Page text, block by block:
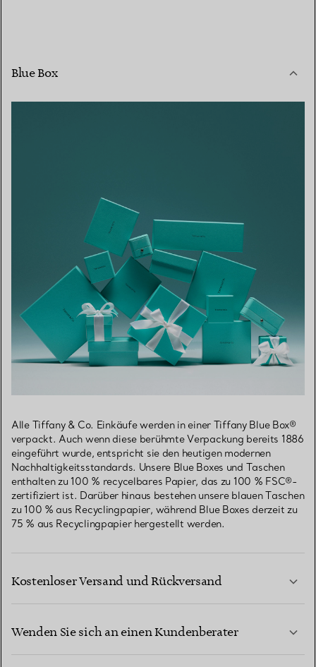
Blue Box
Alle Tiffany & Co. Einkäufe werden in einer Tiffany Blue Box®
verpackt. Auch wenn diese berühmte Verpackung bereits 1886
eingeführt wurde, entspricht sie den heutigen modernen
Nachhaltigkeitsstandards. Unsere Blue Boxes und Taschen
enthalten zu 100 % recycelbares Papier, das zu 100 % FSC®-
zertifiziert ist. Darüber hinaus bestehen unsere blauen Taschen
zu 100 % aus Recyclingpapier, während Blue Boxes derzeit zu
75 % aus Recyclingpapier hergestellt werden.
Kostenloser Versand und Rückversand
Wenden Sie sich an einen Kundenberater